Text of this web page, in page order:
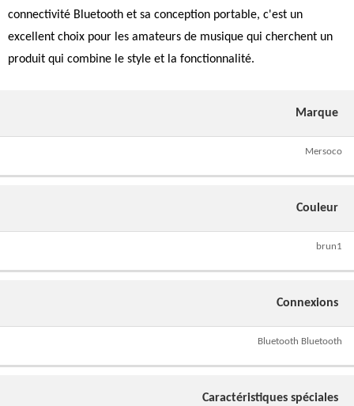
connectivité Bluetooth et sa conception portable, c'est un
excellent choix pour les amateurs de musique qui cherchent un
produit qui combine le style et la fonctionnalité.
Marque
Mersoco
Couleur
brun1
Connexions
Bluetooth Bluetooth
Caractéristiques spéciales